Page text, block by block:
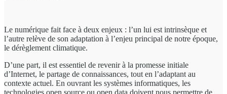
Le numérique fait face à deux enjeux : l’un lui est intrinsèque et
l’autre relève de son adaptation à l’enjeu principal de notre époque,
le dérèglement climatique.
D’une part, il est essentiel de revenir à la promesse initiale
d’Internet, le partage de connaissances, tout en l’adaptant au
contexte actuel. En ouvrant les systèmes informatiques, les
technologies open source ou open data doivent nous permettre de